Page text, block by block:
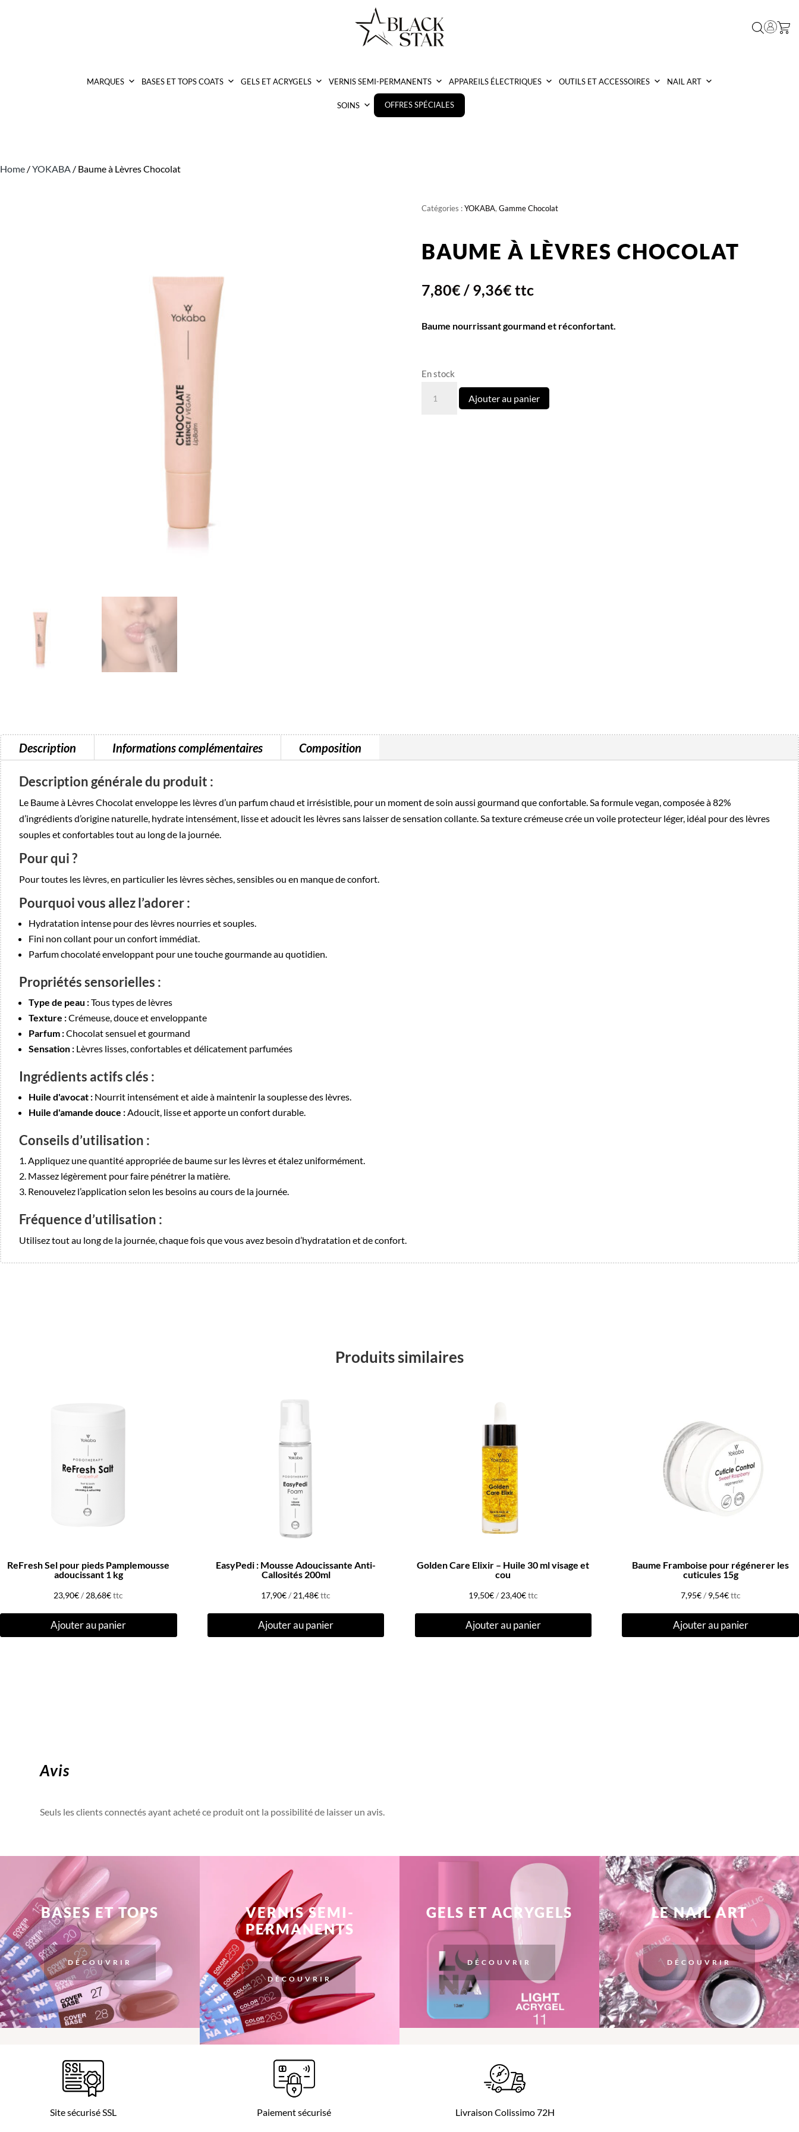
MARQUES BASES ET TOPS COATS GELS ET ACRYGELS VERNIS SEMI-PERMANENTS APPAREILS ÉLECTRIQUES OUTILS ET ACCESSOIRES NAIL ART
SOINS OFFRES SPÉCIALES
Home /YOKABA / Baume à Lèvres Chocolat
Catégories :YOKABA, Gamme Chocolat
BAUME À LÈVRES CHOCOLAT
7,80€ / 9,36€ ttc
Baume nourrissant gourmand et réconfortant.
En stock
Ajouter au panier
Description Informations complémentaires Composition
Description générale du produit :
Le Baume à Lèvres Chocolat enveloppe les lèvres d’un parfum chaud et irrésistible, pour un moment de soin aussi gourmand que confortable. Sa formule vegan, composée à 82%
d’ingrédients d’origine naturelle, hydrate intensément, lisse et adoucit les lèvres sans laisser de sensation collante. Sa texture crémeuse crée un voile protecteur léger, idéal pour des lèvres
souples et confortables tout au long de la journée.
Pour qui ?
Pour toutes les lèvres, en particulier les lèvres sèches, sensibles ou en manque de confort.
Pourquoi vous allez l’adorer :
Hydratation intense pour des lèvres nourries et souples.
Fini non collant pour un confort immédiat.
Parfum chocolaté enveloppant pour une touche gourmande au quotidien.
Propriétés sensorielles :
Type de peau :Tous types de lèvres
Texture :Crémeuse, douce et enveloppante
Parfum :Chocolat sensuel et gourmand
Sensation : Lèvres lisses, confortables et délicatement parfumées
Ingrédients actifs clés :
Huile d'avocat : Nourrit intensément et aide à maintenir la souplesse des lèvres.
Huile d'amande douce : Adoucit, lisse et apporte un confort durable.
Conseils d’utilisation :
Appliquez une quantité appropriée de baume sur les lèvres et étalez uniformément.
Massez légèrement pour faire pénétrer la matière.
Renouvelez l’application selon les besoins au cours de la journée.
Fréquence d’utilisation :
Utilisez tout au long de la journée, chaque fois que vous avez besoin d’hydratation et de confort.
Produits similaires
ReFresh Sel pour pieds Pamplemousse
adoucissant 1 kg
23,90€/ 28,68€ttc
Ajouter au panier
EasyPedi : Mousse Adoucissante Anti-
Callosités 200ml
17,90€/ 21,48€ttc
Ajouter au panier
Golden Care Elixir – Huile 30 ml visage et
cou
19,50€/ 23,40€ttc
Ajouter au panier
Baume Framboise pour régénerer les
cuticules 15g
7,95€ / 9,54€ttc
Ajouter au panier
Avis
Seuls les clients connectés ayant acheté ce produit ont la possibilité de laisser un avis.
BASES ET TOPS
DÉCOUVRIR
VERNIS SEMI-
PERMANENTS
DÉCOUVRIR
GELS ET ACRYGELS
DÉCOUVRIR
LE NAIL ART
DÉCOUVRIR
Site sécurisé SSL Paiement sécurisé Livraison Colissimo 72H